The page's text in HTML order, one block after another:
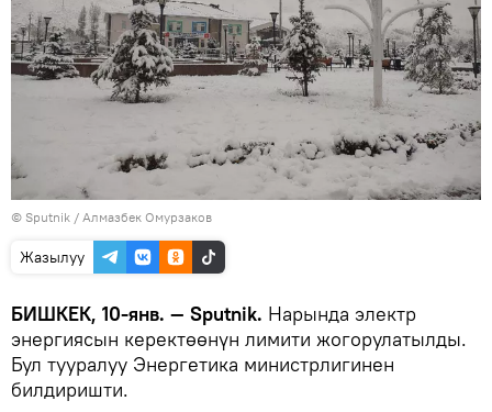
© Sputnik / Алмазбек Омурзаков
Жазылуу
БИШКЕК, 10-янв. — Sputnik. Нарында электр
энергиясын керектөөнүн лимити жогорулатылды.
Бул тууралуу Энергетика министрлигинен
билдиришти.